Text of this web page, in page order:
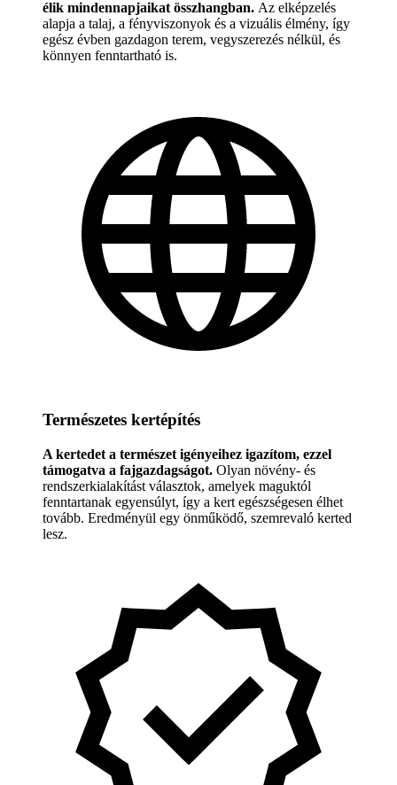
élik mindennapjaikat összhangban. Az elképzelés
alapja a talaj, a fényviszonyok és a vizuális élmény, így
egész évben gazdagon terem, vegyszerezés nélkül, és
könnyen fenntartható is.
Természetes kertépítés
A kertedet a természet igényeihez igazítom, ezzel
támogatva a fajgazdagságot. Olyan növény- és
rendszerkialakítást választok, amelyek maguktól
fenntartanak egyensúlyt, így a kert egészségesen élhet
tovább. Eredményül egy önműködő, szemrevaló kerted
lesz.